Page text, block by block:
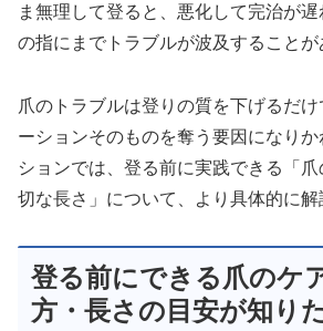
ま無理して登ると、悪化して完治が
の指にまでトラブルが波及することが
爪のトラブルは登りの質を下げるだ
ーションそのものを奪う要因になり
ションでは、登る前に実践できる「
切な長さ」について、より具体的に解
登る前にできる爪のケ
方・長さの目安が知り